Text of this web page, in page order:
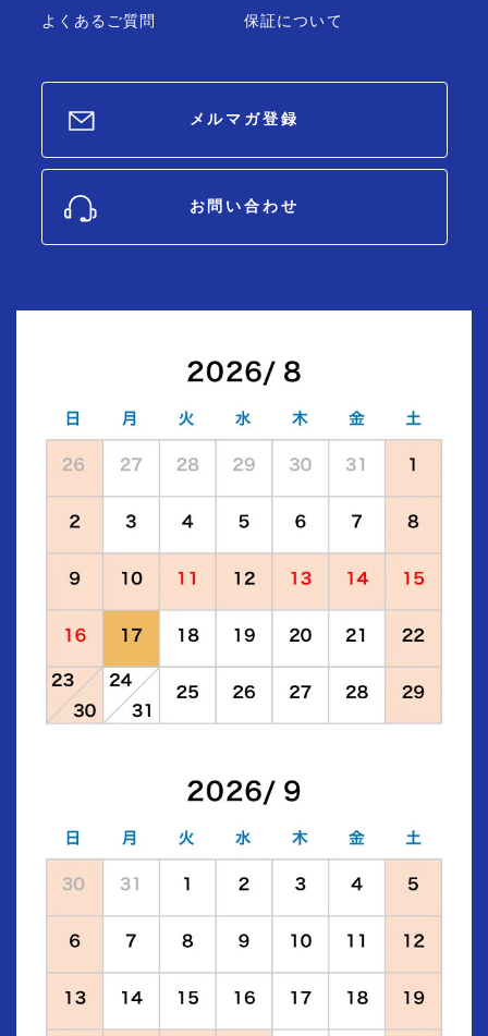
よくあるご質問
保証について
メルマガ登録
お問い合わせ